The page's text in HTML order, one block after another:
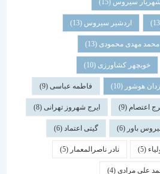
سیروس(15)
اردشیر سیروس(13)
محمودی(13)
کشاورزی(10)
(10) فاطمه عباسی(9)
(9) ایرج شهروز تهرانی(8)
(6) گیتی اعتماد(6)
نادر ناصرالمعمار (5)
(4)